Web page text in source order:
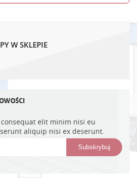
W SKLEPIE
elit minim nisi eu
aliquip nisi ex deserunt.